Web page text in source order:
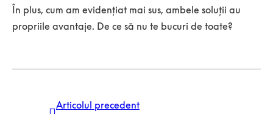
În plus, cum am evidențiat mai sus, ambele soluții au
propriile avantaje. De ce să nu te bucuri de toate?
Articolul precedent